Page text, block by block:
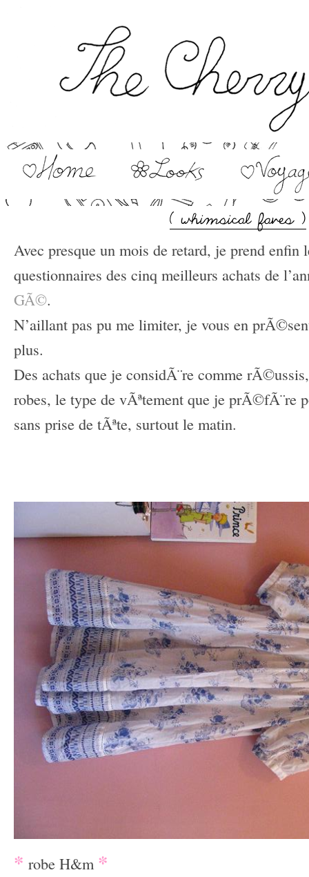
Avec presque un mois de retard, je prend enfin
questionnaires des cinq meilleurs achats de
GÃ©.
N’aillant pas pu me limiter, je vous en
plus.
Des achats que je considÃ¨re comme
robes, le type de vÃªtement que je prÃ©fÃ¨re
sans prise de tÃªte, surtout le matin.
* robe H&m *